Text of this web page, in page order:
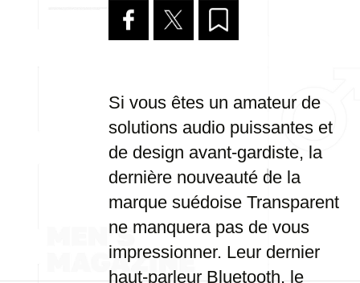
Si vous êtes un amateur de
solutions audio puissantes et
de design avant-gardiste, la
dernière nouveauté de la
marque suédoise Transparent
ne manquera pas de vous
impressionner. Leur dernier
haut-parleur Bluetooth, le